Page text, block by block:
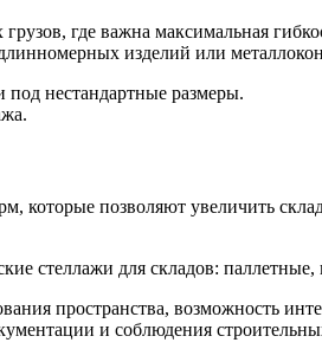
где важна максимальная
изделий или
под нестандартные размеры.
позволяют увеличить
пространства, возможность
и соблюдения